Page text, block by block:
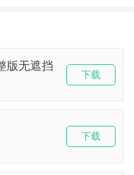
版无遮挡
下载
下载